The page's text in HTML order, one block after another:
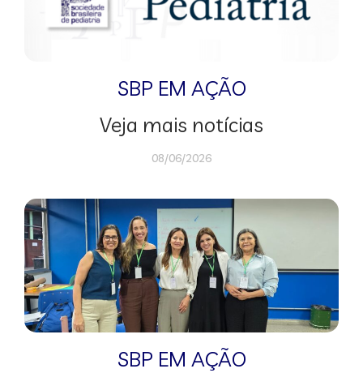
SBP EM AÇÃO
Veja mais notícias
08/06/2026
SBP EM AÇÃO